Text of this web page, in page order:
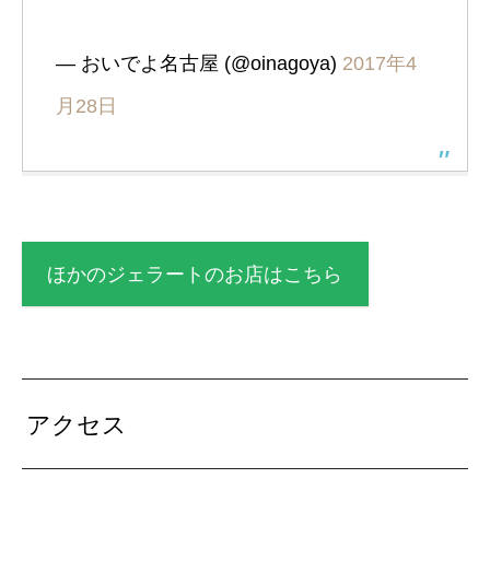
— おいでよ名古屋 (@oinagoya) 2017年4
月28日
ほかのジェラートのお店はこちら
アクセス